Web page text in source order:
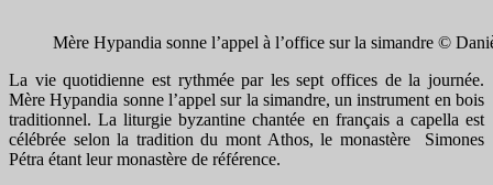
Mère Hypandia sonne l’appel à l’office sur la simandre ©
La vie quotidienne est rythmée par les sept offices de la journée.
Mère Hypandia sonne l’appel sur la simandre, un instrument en bois
traditionnel. La liturgie byzantine chantée en français a capella est
célébrée selon la tradition du mont Athos, le monastère Simones
Pétra étant leur monastère de référence.